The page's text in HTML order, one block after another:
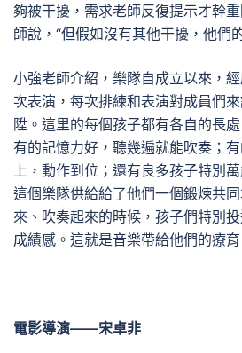
夠被干擾，需求老師反復提示才幹
師說，“但假如沒有其他干擾，他們
小強老師介紹，樂隊自成立以來，
次表演，每次排練和表演對成員們
陞。這里的每個孩子都有各自的長
有的記憶力好，聽幾遍就能吹奏；
上，動作到位；還有良多孩子特別
這個樂隊供給給了他們一個鍛煉共
來、吹奏起來的時候，孩子們特別
成績感。這就是音樂帶給他們的療育
電影導演——宋卓非